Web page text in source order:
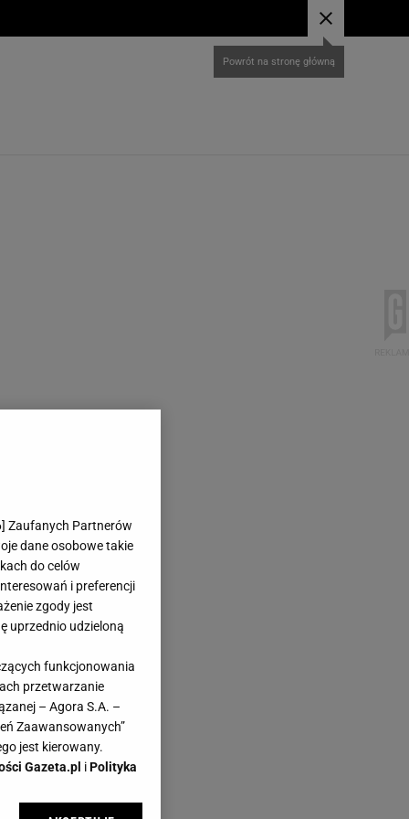
] Zaufanych Partnerów
dane osobowe takie
do celów
i preferencji
zgody jest
uprzednio udzieloną
funkcjonowania
przetwarzanie
– Agora S.A. –
Zaawansowanych”
jest kierowany.
Gazeta.pl iPolityka